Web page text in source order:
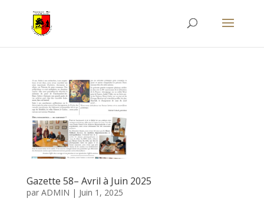
Gazette 58– Avril à Juin 2025
par ADMIN | Juin 1, 2025